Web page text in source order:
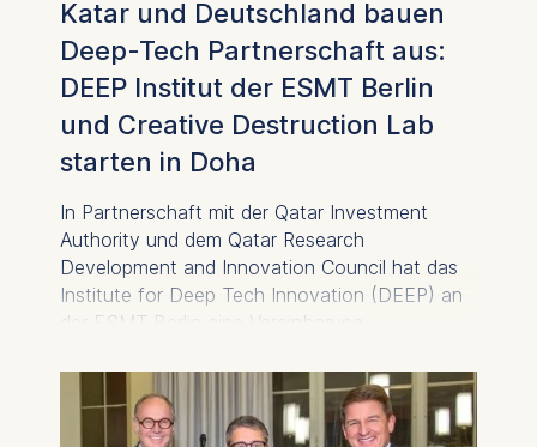
Katar und Deutschland bauen
Deep-Tech Partnerschaft aus:
DEEP Institut der ESMT Berlin
und Creative Destruction Lab
starten in Doha
In Partnerschaft mit der Qatar Investment
Authority und dem Qatar Research
Development and Innovation Council hat das
Institute for Deep Tech Innovation (DEEP) an
der ESMT Berlin eine Vereinbarung
internationalen Aktivitäten sowie die Stärkung
der Programme in Berlin und Doha in den
Bereichen Technologietransfer und Innovation